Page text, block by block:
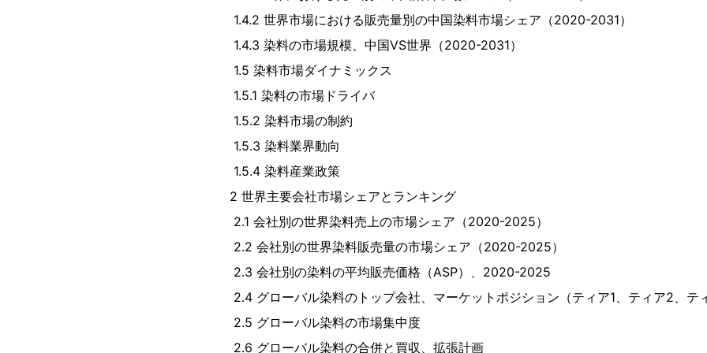
1.4.2 世界市場における販売量別の中国染料市場シェア（2020-2031）
1.4.3 染料の市場規模、中国VS世界（2020-2031）
1.5 染料市場ダイナミックス
1.5.1 染料の市場ドライバ
1.5.2 染料市場の制約
1.5.3 染料業界動向
1.5.4 染料産業政策
2 世界主要会社市場シェアとランキング
2.1 会社別の世界染料売上の市場シェア（2020-2025）
2.2 会社別の世界染料販売量の市場シェア（2020-2025）
2.3 会社別の染料の平均販売価格（ASP）、2020-2025
2.4 グローバル染料のトップ会社、マーケットポジション（ティア1、ティア2、テ
2.5 グローバル染料の市場集中度
2.6 グローバル染料の合併と買収、拡張計画